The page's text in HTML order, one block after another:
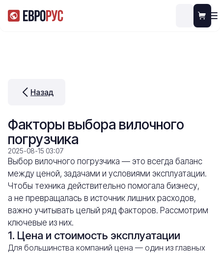
Назад
Факторы выбора вилочного
погрузчика
2025-08-15 03:07
Выбор вилочного погрузчика — это всегда баланс
между ценой, задачами и условиями эксплуатации.
Чтобы техника действительно помогала бизнесу,
а не превращалась в источник лишних расходов,
важно учитывать целый ряд факторов. Рассмотрим
ключевые из них.
1. Цена и стоимость эксплуатации
Для большинства компаний цена — один из главных